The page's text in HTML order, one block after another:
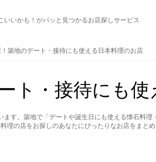
いいかも！がパッと見つかるお店探しサービス
！築地のデート・接待にも使える日本料理のお店
ト・接待にも
す。築地で「デートや誕生日にも使える懐石料
理の店をお探しのあなたにぴったりなお店をまとめ